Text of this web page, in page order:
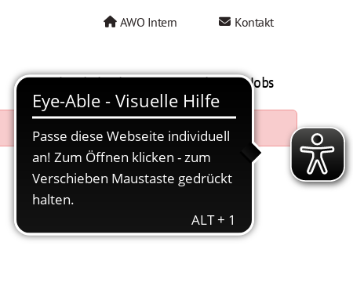
AWO Intern Kontakt
AWO als Arbeitgeber Mein AWO Jobs